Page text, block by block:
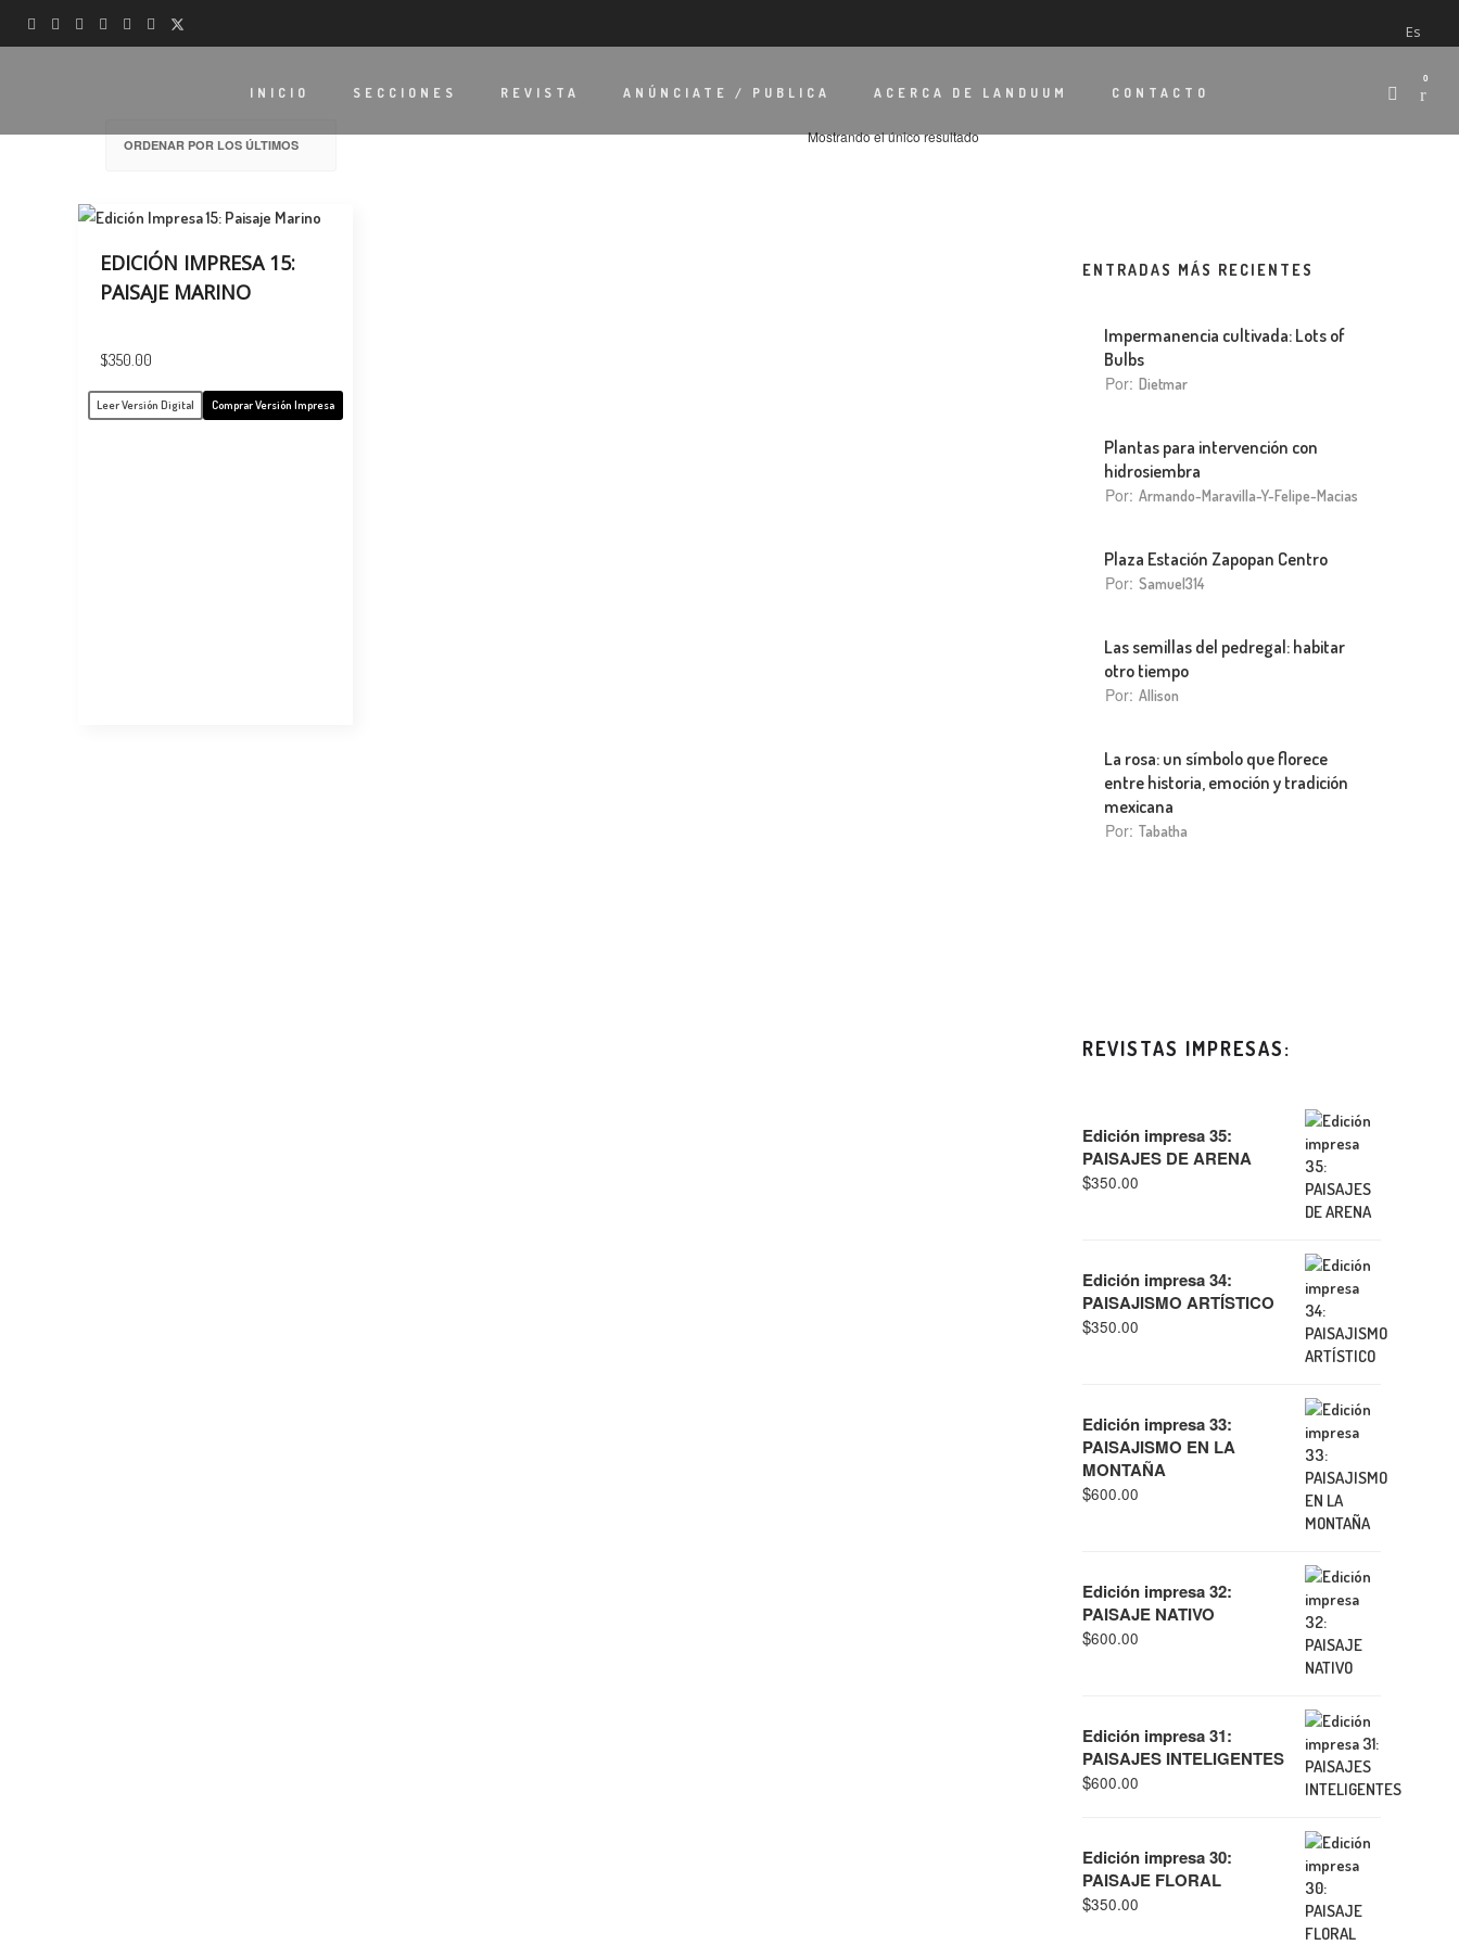
Es
INICIO SECCIONES REVISTA ANÚNCIATE / PUBLICA ACERCA DE LANDUUM CONTACTO
0
Mostrando el único resultado
EDICIÓN IMPRESA 15:
PAISAJE MARINO
$350.00
Leer Versión Digital Comprar Versión Impresa
ENTRADAS MÁS RECIENTES
Impermanencia cultivada: Lots of
Bulbs
Por: Dietmar
Plantas para intervención con
hidrosiembra
Por: Armando-Maravilla-Y-Felipe-Macias
Plaza Estación Zapopan Centro
Por: Samuel314
Las semillas del pedregal: habitar
otro tiempo
Por: Allison
La rosa: un símbolo que florece
entre historia, emoción y tradición
mexicana
Por: Tabatha
REVISTAS IMPRESAS:
Edición impresa 35:
PAISAJES DE ARENA
$350.00
Edición impresa 34:
PAISAJISMO ARTÍSTICO
$350.00
Edición impresa 33:
PAISAJISMO EN LA
MONTAÑA
$600.00
Edición impresa 32:
PAISAJE NATIVO
$600.00
Edición impresa 31:
PAISAJES INTELIGENTES
$600.00
Edición impresa 30:
PAISAJE FLORAL
$350.00